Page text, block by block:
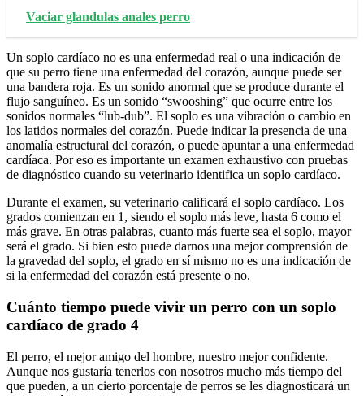
Vaciar glandulas anales perro
Un soplo cardíaco no es una enfermedad real o una indicación de
que su perro tiene una enfermedad del corazón, aunque puede ser
una bandera roja. Es un sonido anormal que se produce durante el
flujo sanguíneo. Es un sonido “swooshing” que ocurre entre los
sonidos normales “lub-dub”. El soplo es una vibración o cambio en
los latidos normales del corazón. Puede indicar la presencia de una
anomalía estructural del corazón, o puede apuntar a una enfermedad
cardíaca. Por eso es importante un examen exhaustivo con pruebas
de diagnóstico cuando su veterinario identifica un soplo cardíaco.
Durante el examen, su veterinario calificará el soplo cardíaco. Los
grados comienzan en 1, siendo el soplo más leve, hasta 6 como el
más grave. En otras palabras, cuanto más fuerte sea el soplo, mayor
será el grado. Si bien esto puede darnos una mejor comprensión de
la gravedad del soplo, el grado en sí mismo no es una indicación de
si la enfermedad del corazón está presente o no.
Cuánto tiempo puede vivir un perro con un soplo
cardíaco de grado 4
El perro, el mejor amigo del hombre, nuestro mejor confidente.
Aunque nos gustaría tenerlos con nosotros mucho más tiempo del
que pueden, a un cierto porcentaje de perros se les diagnosticará un